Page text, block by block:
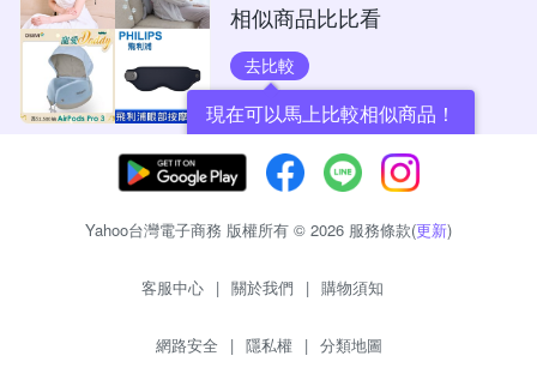
相似商品比比看
去比較
現在可以馬上比較相似商品！
Yahoo台灣電子商務 版權所有 © 2026 服務條款(更新)
客服中心 | 關於我們 | 購物須知
網路安全 | 隱私權 | 分類地圖